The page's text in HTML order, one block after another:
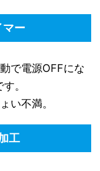
マー
で電源OFFにな
。
い不満。
工